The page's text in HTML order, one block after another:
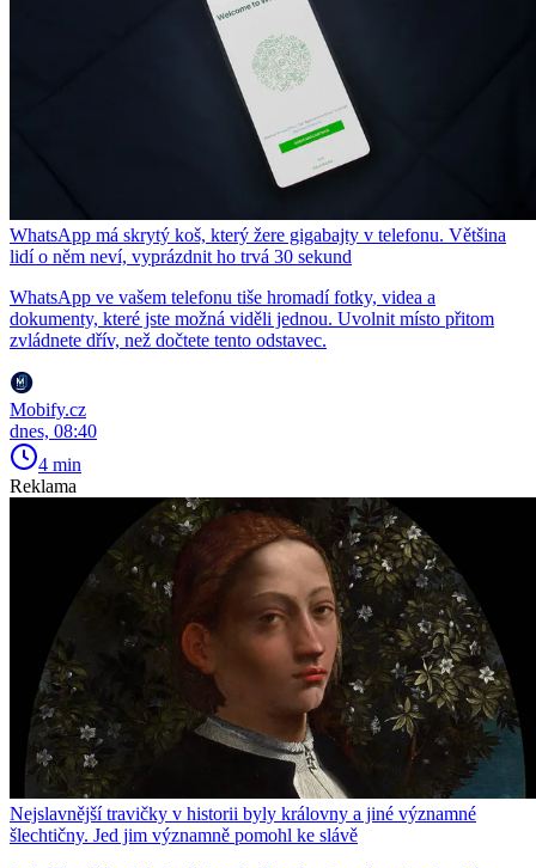
WhatsApp má skrytý koš, který žere gigabajty v telefonu. Většina
lidí o něm neví, vyprázdnit ho trvá 30 sekund
WhatsApp ve vašem telefonu tiše hromadí fotky, videa a
dokumenty, které jste možná viděli jednou. Uvolnit místo přitom
zvládnete dřív, než dočtete tento odstavec.
Mobify.cz
dnes, 08:40
4 min
Reklama
Nejslavnější travičky v historii byly královny a jiné významné
šlechtičny. Jed jim významně pomohl ke slávě